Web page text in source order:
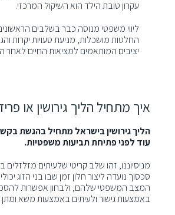
עקרון טובת הילד הוא השיקול המרכזי.
ליווי משפטי מנוסה כבר בשלבים
החלטות מושכלות, מניעת טעויות יקרות
יציבים המותאמים למציאות החיים לאחר
איך מתחיל הליך גירושין או
הליך גירושין בישראל מתחיל בהגשת
עוד לפני פתיחת תביעות משפטיות.
מניסיוננו, זהו שלב קריטי שלעיתים מזלזלים
סכסוך נועדה ליצור חלון זמן שבו בני הזוג
המצב המשפטי שלהם, ולבחון אפשרות
באמצעות גישור ולעיתים באמצעות משא